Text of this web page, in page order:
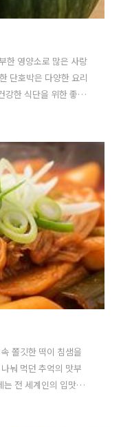
한 영양소로 많은 사랑
단호박은 다양한 요리
강한 식단을 위한 좋은
우리 몸에 필수적인 영
인기가 높습니다.단호
단백질이 1.19g,지
전체의 84%를 차지
부담을 줄여주는 이상
쫄깃한 떡이 침샘을
눠 먹던 추억의 맛부
는 전 세계인의 입맛을
속에 깊숙이 자리 잡